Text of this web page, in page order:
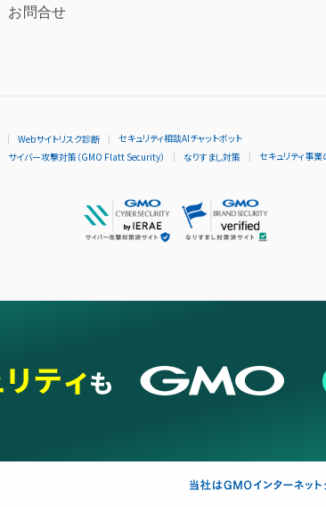
お問合せ
Webサイトリスク診断
セキュリティ相談AIチャットボット
サイバー攻撃対策（GMO Flatt Security） なりすまし対策 セキュリティ事